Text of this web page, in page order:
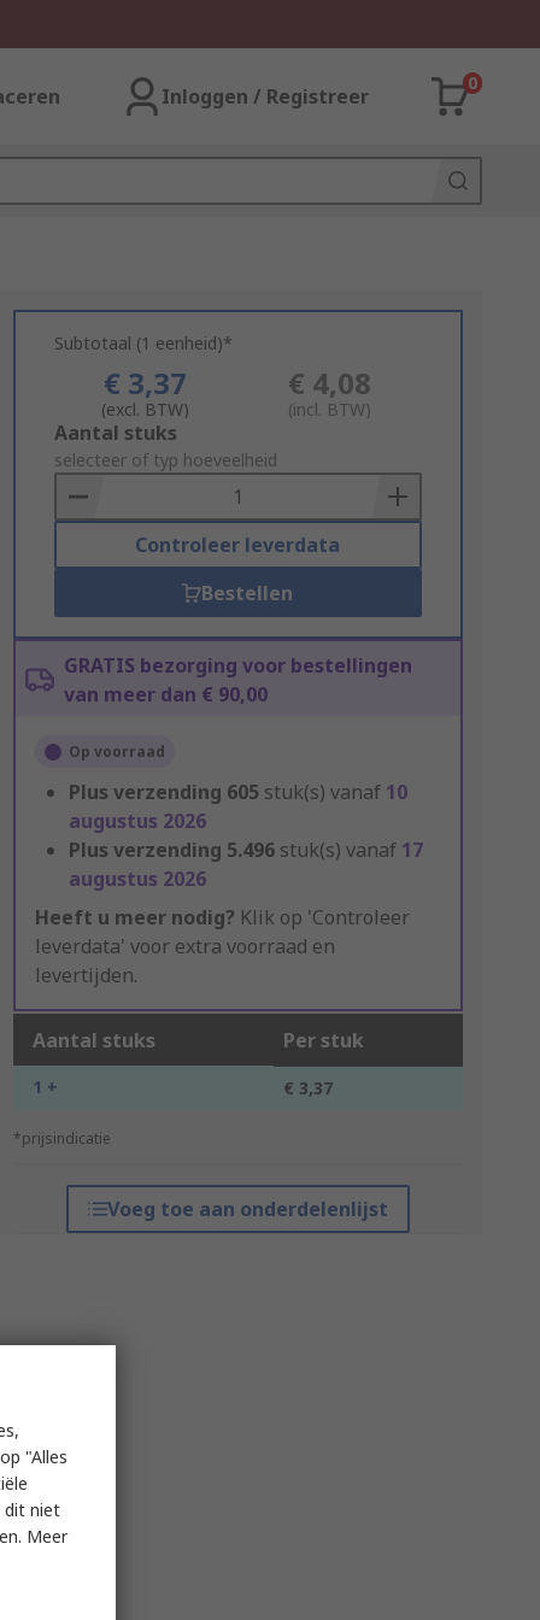
Inloggen / Registreer
0
Subtotaal (1 eenheid)*
€ 3,37
(excl. BTW)
€ 4,08
(incl. BTW)
Add
to
Basket
Aantal stuks
selecteer of typ hoeveelheid
Controleer leverdata
Bestellen
GRATIS bezorging voor bestellingen
van meer dan € 90,00
Op voorraad
Plus verzending 605 stuk(s) vanaf 10
augustus 2026
Plus verzending 5.496 stuk(s) vanaf 17
augustus 2026
Heeft u meer nodig? Klik op 'Controleer
leverdata' voor extra voorraad en
levertijden.
Aantal stuks Per stuk
1 + € 3,37
*prijsindicatie
Voeg toe aan onderdelenlijst
"Alles
dit niet
Meer